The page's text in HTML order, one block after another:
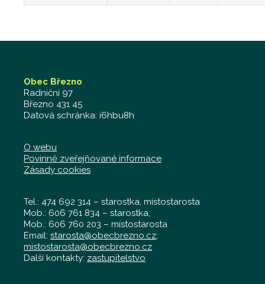
Obec Březno
Radniční 97
Březno 431 45
Datová schránka: i6hbu8h
O webu
Povinně zveřejňované informace
Zásady cookies
Tel.: 474 692 314 – starostka, místostarosta
Mob.: 606 761 834 – starostka;
Mob.: 606 760 203 – místostarosta
Email: starosta@obecbrezno.cz;
mistostarosta@obecbrezno.cz
Další kontakty: zastupitelstvo